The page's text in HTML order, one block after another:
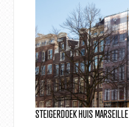
STEIGERDOEK HUIS MARSEILLE